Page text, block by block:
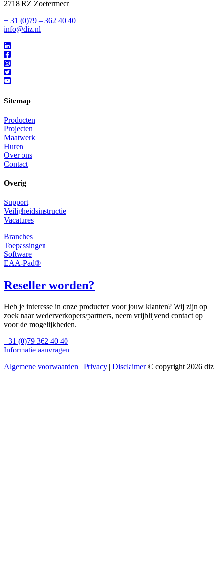
2718 RZ Zoetermeer
+ 31 (0)79 – 362 40 40
info@diz.nl
Sitemap
Producten
Projecten
Maatwerk
Huren
Over ons
Contact
Overig
Support
Veiligheidsinstructie
Vacatures
Branches
Toepassingen
Software
EAA-Pad®
Reseller worden?
Heb je interesse in onze producten voor jouw klanten? Wij zijn op
zoek naar wederverkopers/partners, neem vrijblijvend contact op
voor de mogelijkheden.
+31 (0)79 362 40 40
Informatie aanvragen
Algemene voorwaarden | Privacy | Disclaimer© copyright 2026 diz